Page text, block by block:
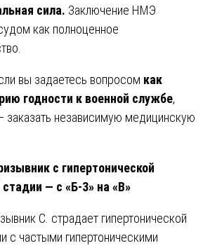
сила. Заключение НМЭ
как полноценное
вы задаетесь вопросом как
годности к военной службе,
заказать независимую медицинскую
с гипертонической
— с «Б-3» на «В»
С. страдает гипертонической
с частыми гипертоническими